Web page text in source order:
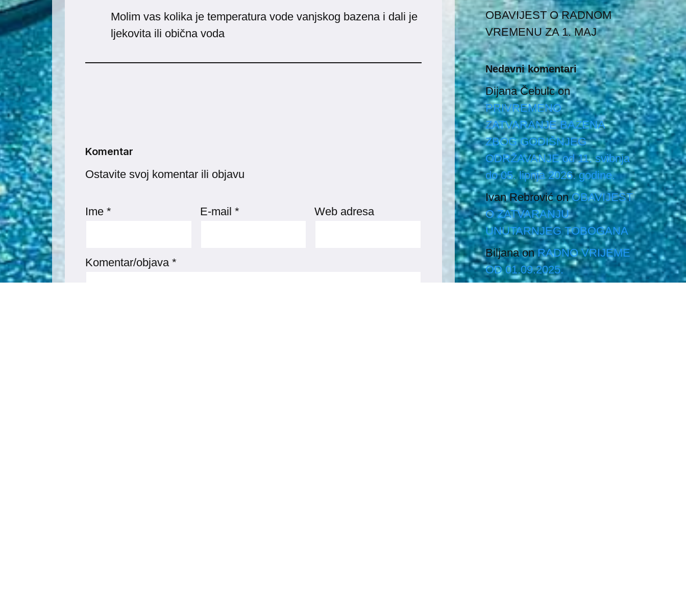
Molim vas kolika je temperatura vode vanjskog bazena i dali je
ljekovita ili obična voda
Komentar
Ostavite svoj komentar ili objavu
Ime * E-mail * Web adresa
Komentar/objava*
OBAVIJEST O RADNOM
VREMENU ZA 1. MAJ
Nedavni komentari
Dijana Čebulcon
PRIVREMENO
ZATVARANJE BAZENA
ZBOG GODIŠNJEG
ODRŽAVANJE od 11. svibnja
do 05. lipnja 2026. godine.
Ivan RebrovićonOBAVIJEST
O ZATVARANJU
UNUTARNJEG TOBOGANA
BiljanaonRADNO VRIJEME
OD 01.09.2025.